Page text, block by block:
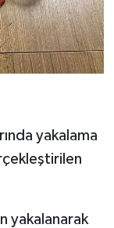
yakalama
yakalanarak